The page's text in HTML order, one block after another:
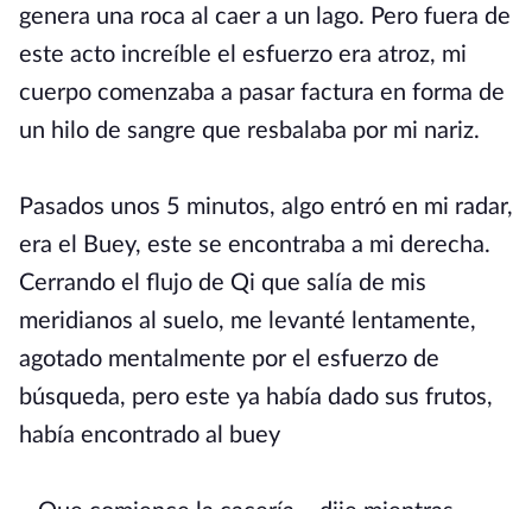
genera una roca al caer a un lago. Pero fuera de
este acto increíble el esfuerzo era atroz, mi
cuerpo comenzaba a pasar factura en forma de
un hilo de sangre que resbalaba por mi nariz.
Pasados unos 5 minutos, algo entró en mi radar,
era el Buey, este se encontraba a mi derecha.
Cerrando el flujo de Qi que salía de mis
meridianos al suelo, me levanté lentamente,
agotado mentalmente por el esfuerzo de
búsqueda, pero este ya había dado sus frutos,
había encontrado al buey